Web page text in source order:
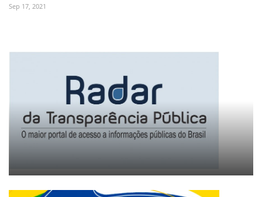
Sep 17, 2021